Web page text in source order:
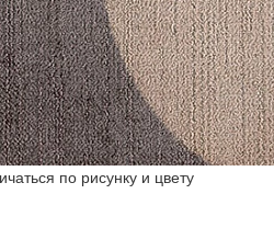
по рисунку и цвету